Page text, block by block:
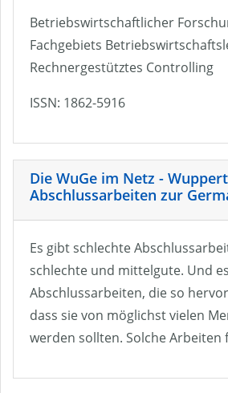
Betriebswirtschaftlicher
Fachgebiets
Rechnergestütztes Controlling
ISSN: 1862-5916
Die WuGe im Netz -
Abschlussarbeiten zur
Es gibt schlechte
schlechte und mittelgute. Und
Abschlussarbeiten, die so
dass sie von möglichst vielen
werden sollten. Solche Arbeiten